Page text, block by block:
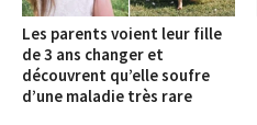
Les parents voient leur fille
de 3 ans changer et
découvrent qu’elle soufre
d’une maladie très rare